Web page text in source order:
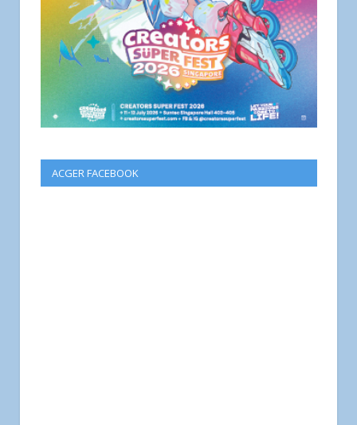
ACGER FACEBOOK